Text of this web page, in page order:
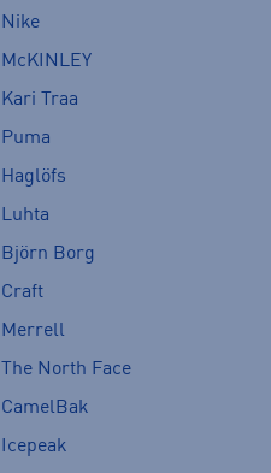
Nike
McKINLEY
Kari Traa
Puma
Haglöfs
Luhta
Björn Borg
Craft
Merrell
The North Face
CamelBak
Icepeak